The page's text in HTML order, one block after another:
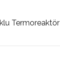
Termoreaktör